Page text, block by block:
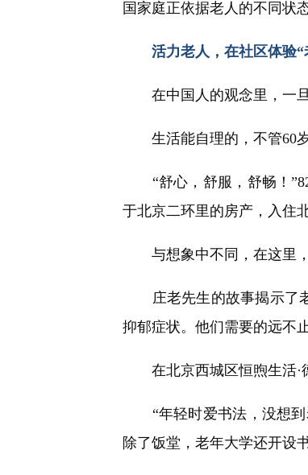
国家庭正依据老人的不同状
活力老人，在社区体验
在中国人的观念里，一旦
生活能自理的，不管60岁
“舒心，舒服，舒畅！”82
于北京二环里的房产，入住
与想象中不同，在这里，
庄老先生的故事揭示了老
抑郁症状。他们需要的远不
在北京西城区恒煦生活·德
“年轻时爱书法，没想到
除了饭堂，老年大学还开设